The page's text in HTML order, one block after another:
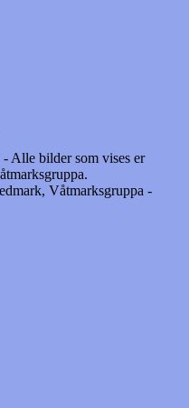
- Alle bilder som vises er
Våtmarksgruppa -